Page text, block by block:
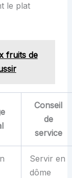
le plat
fruits de
Conseil
de
service
Servir en
dôme